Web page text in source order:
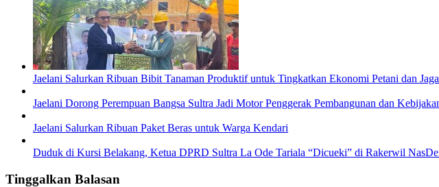
Jaelani Salurkan Ribuan Bibit Tanaman Produktif untuk Tingkatkan Ekonomi Petani dan
Jaelani Dorong Perempuan Bangsa Sultra Jadi Motor Penggerak Pembangunan dan
Jaelani Salurkan Ribuan Paket Beras untuk Warga Kendari
Duduk di Kursi Belakang, Ketua DPRD Sultra La Ode Tariala “Dicueki” di Rakerwil
Tinggalkan Balasan